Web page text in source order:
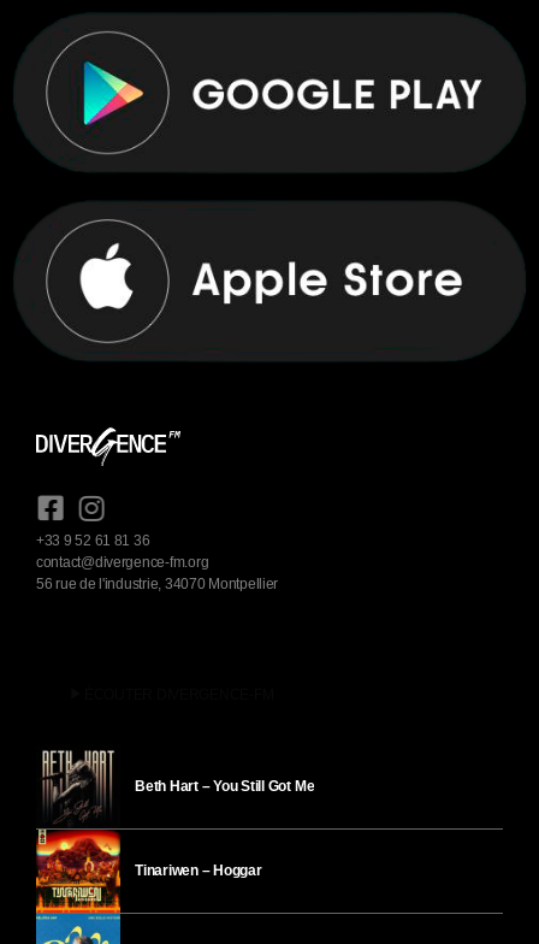
+33 9 52 61 81 36
contact@divergence-fm.org
56 rue de l'industrie, 34070 Montpellier
Beth Hart – You Still Got Me
Tinariwen – Hoggar